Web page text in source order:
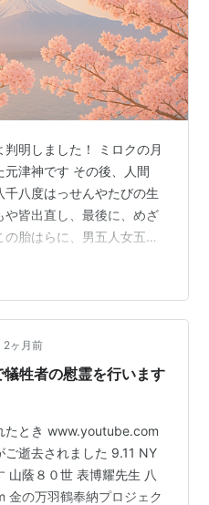
明しました！ ミロクの月
津神です その後、人間
八度はっせんやたびの生
や皆出直し、最後に、めざ
胎はらに、男五人女五人
んになつた時、親神の守
たかひくが出来かけ、一
人した時、海山うみやま
、漸ようやく区別出来る
。そして、人間は、一尺八
2ヶ月前
牲者の慰霊を行います
たとき www.youtube.com
ご逝去されました 9.11 NY
山蔭８０世 表博耀先生 八
の万羽鶴奉納プロジェク